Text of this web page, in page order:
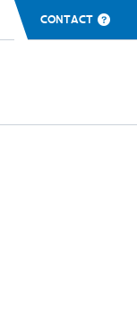
CONTACT